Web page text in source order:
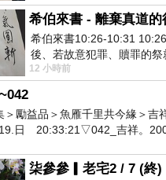
希伯來書 - 離棄真道的
希伯來書10:26-10:31
後、若故意犯罪、贖罪的
有戰懼等候審判和那燒滅眾
12 小時前
＞勵益品＞魚雁千里共今緣＞
日 20:33:21▽042_吉祥。
柒參參▎老宅2 / 7 (終)